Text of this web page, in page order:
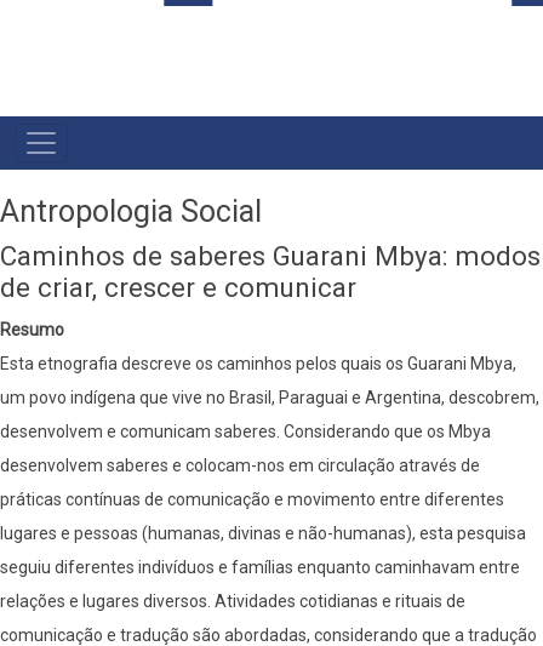
MENU
PRIMÁRIO
Antropologia Social
Caminhos de saberes Guarani Mbya: modos
de criar, crescer e comunicar
Resumo
Esta etnografia descreve os caminhos pelos quais os Guarani Mbya,
um povo indígena que vive no Brasil, Paraguai e Argentina, descobrem,
desenvolvem e comunicam saberes. Considerando que os Mbya
desenvolvem saberes e colocam-nos em circulação através de
práticas contínuas de comunicação e movimento entre diferentes
lugares e pessoas (humanas, divinas e não-humanas), esta pesquisa
seguiu diferentes indivíduos e famílias enquanto caminhavam entre
relações e lugares diversos. Atividades cotidianas e rituais de
comunicação e tradução são abordadas, considerando que a tradução